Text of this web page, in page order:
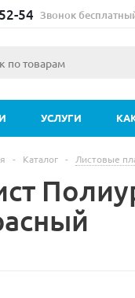
54 Звонок
УСЛУГИ
- Каталог - Листовые